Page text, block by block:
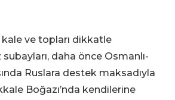
kale ve topları dikkatle
daha önce Osmanlı-
Ruslara destek maksadıyla
Boğazı’nda kendilerine